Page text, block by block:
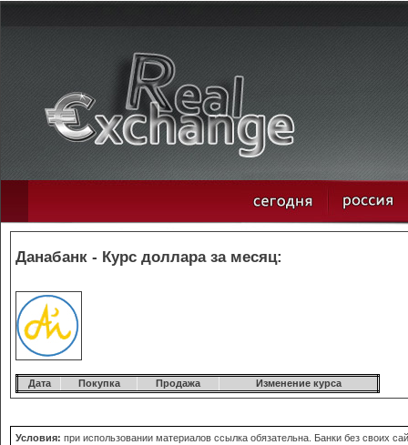
Данабанк - Курс доллара за месяц:
Дата Покупка Продажа Изменение курса
Условия: при использовании материалов ссылка обязательна. Банки без своих